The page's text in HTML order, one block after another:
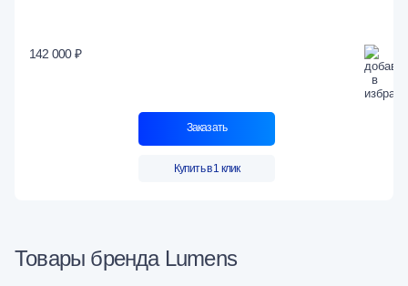
142 000 ₽
Заказать
Купить в 1 клик
Товары бренда Lumens